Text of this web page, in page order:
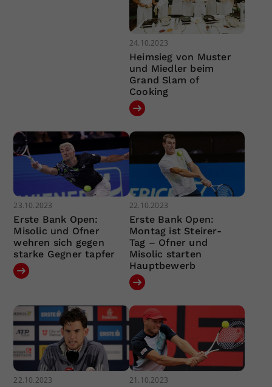
24.10.2023
Heimsieg von Muster
und Miedler beim
Grand Slam of
Cooking
23.10.2023
Erste Bank Open:
Misolic und Ofner
wehren sich gegen
starke Gegner tapfer
22.10.2023
Erste Bank Open:
Montag ist Steirer-
Tag – Ofner und
Misolic starten
Hauptbewerb
22.10.2023 21.10.2023